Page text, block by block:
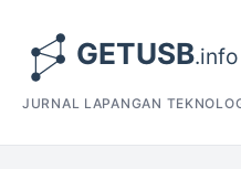
JURNAL LAPANGAN